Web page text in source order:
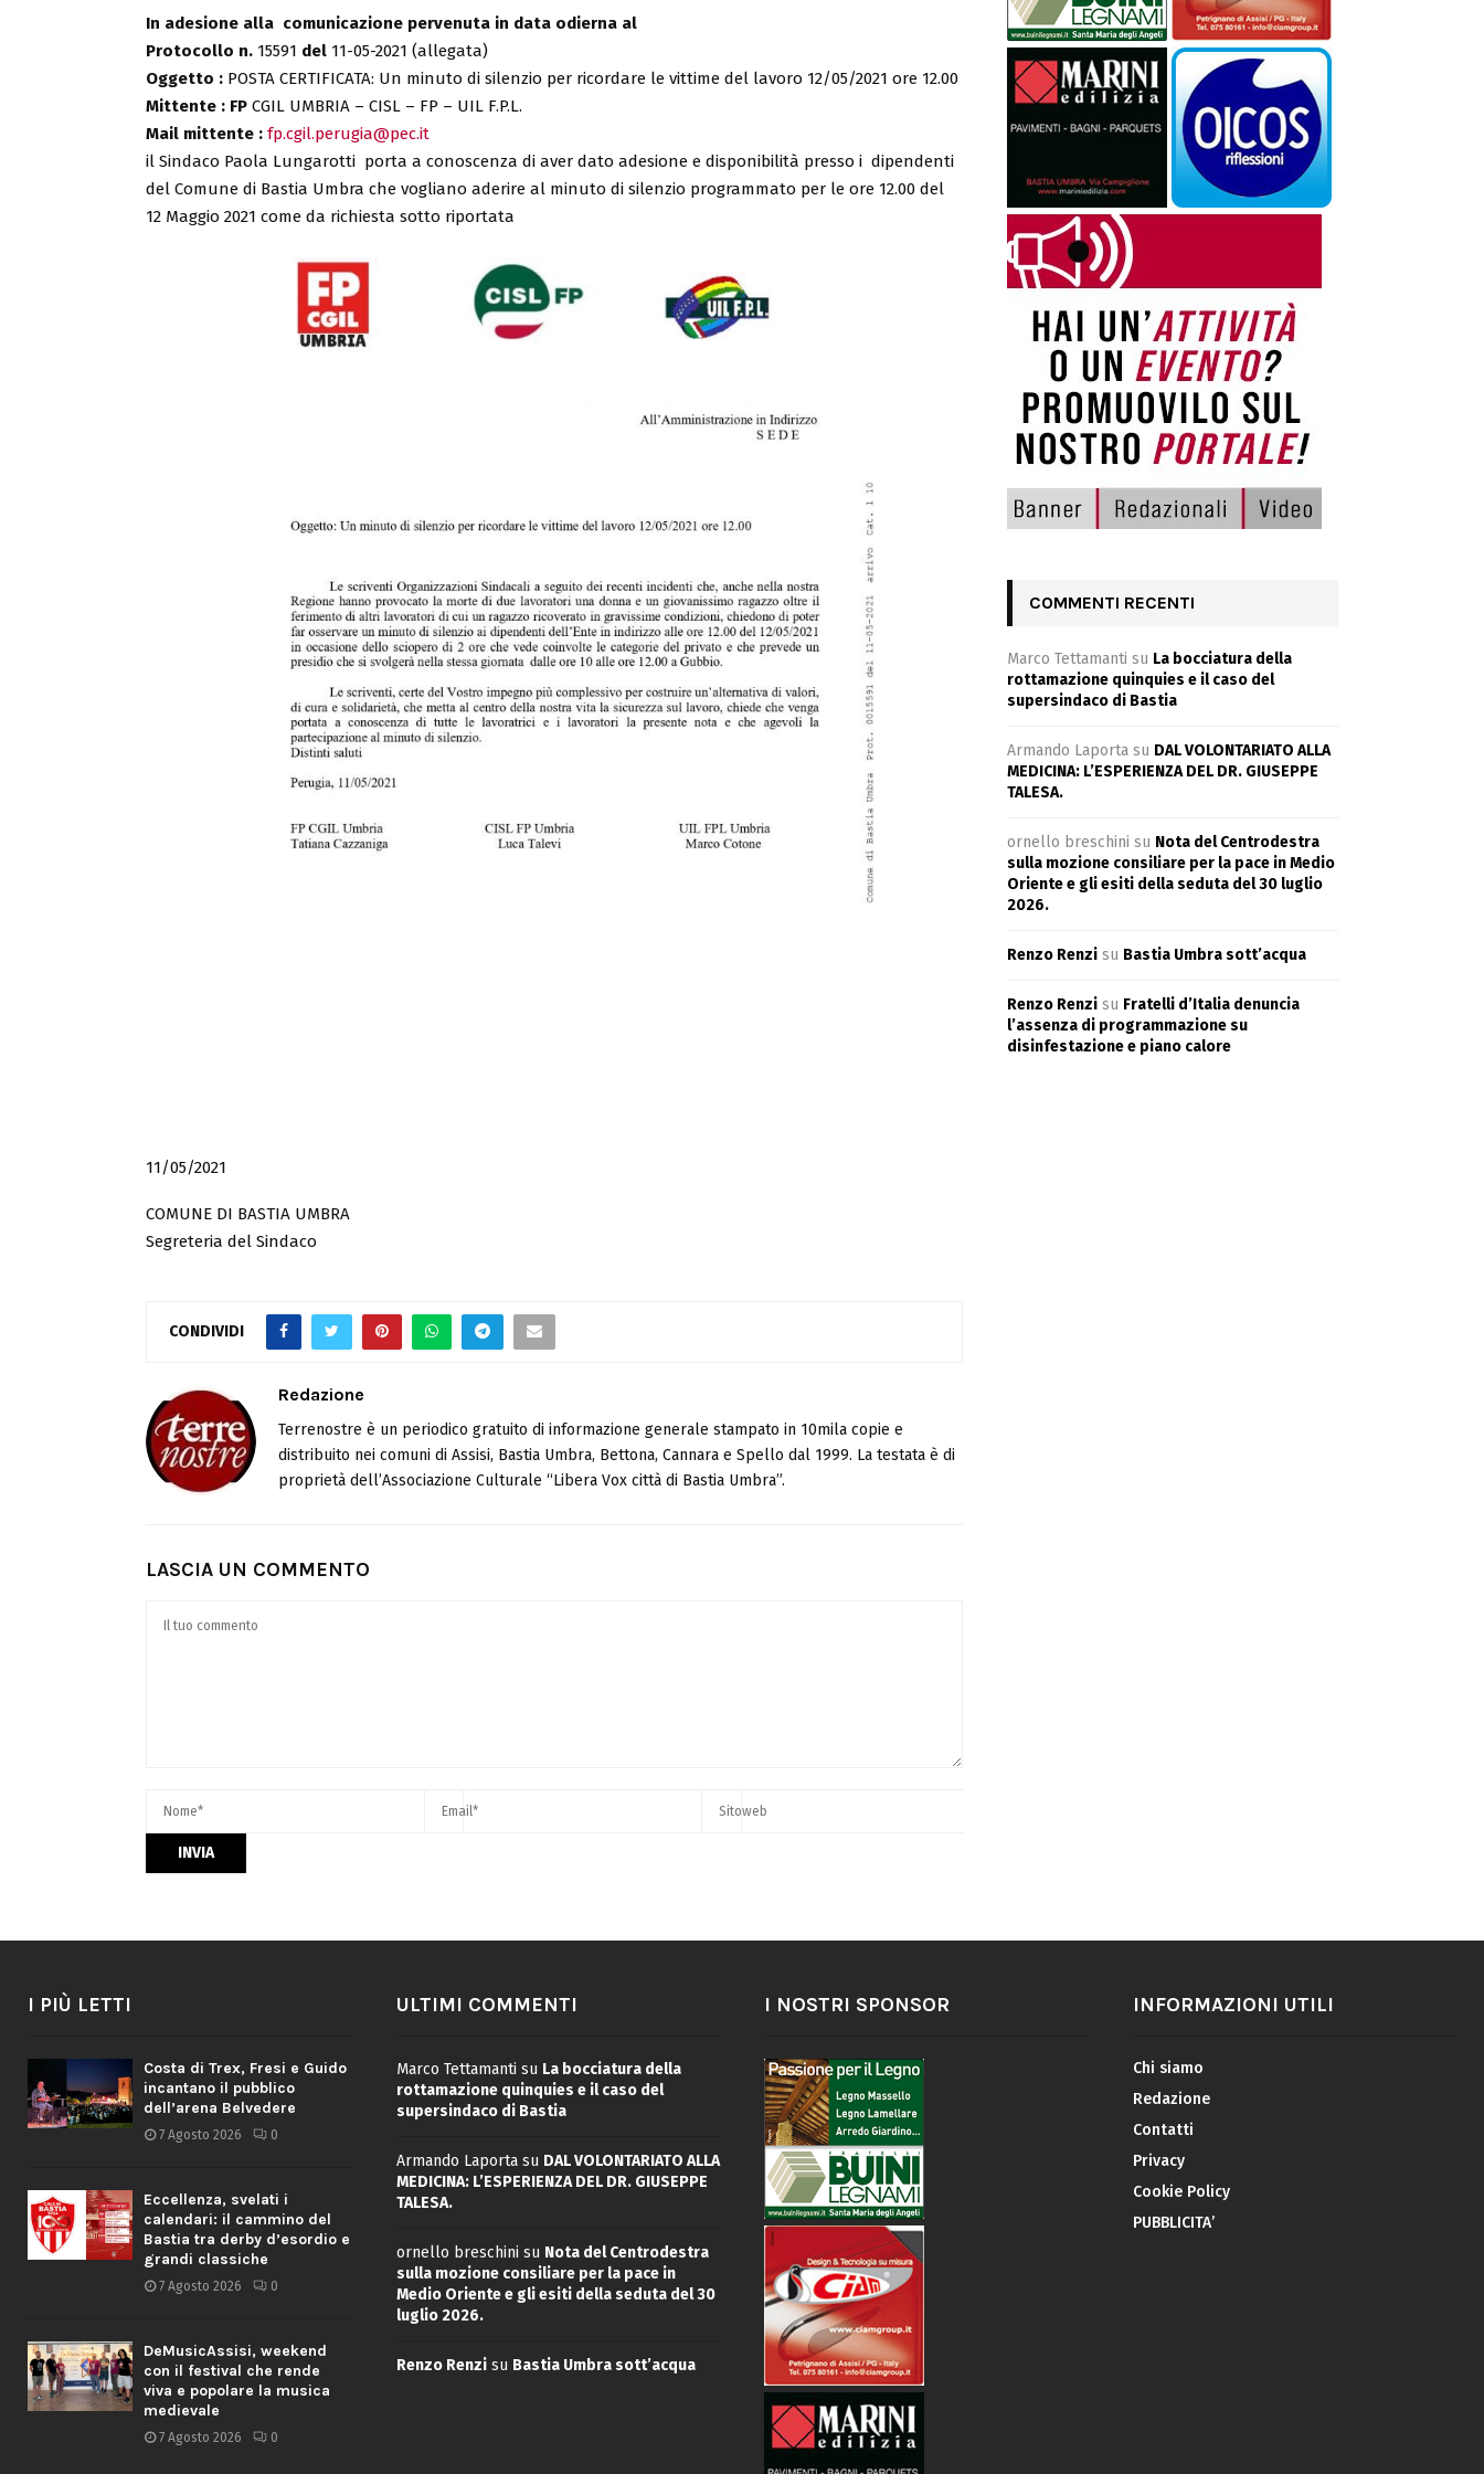
In adesione alla comunicazione pervenuta in data odierna al
Protocollo n. 15591 del 11-05-2021 (allegata)
Oggetto : POSTA CERTIFICATA: Un minuto di silenzio per ricordare le vittime del lavoro 12/05/2021 ore 12.00
Mittente : FP CGIL UMBRIA – CISL – FP – UIL F.P.L.
Mail mittente : fp.cgil.perugia@pec.it
il Sindaco Paola Lungarotti porta a conoscenza di aver dato adesione e disponibilità presso i dipendenti
del Comune di Bastia Umbra che vogliano aderire al minuto di silenzio programmato per le ore 12.00 del
12 Maggio 2021 come da richiesta sotto riportata
11/05/2021
COMUNE DI BASTIA UMBRA
Segreteria del Sindaco
CONDIVIDI
Redazione
Terrenostre è un periodico gratuito di informazione generale stampato in 10mila copie e
distribuito nei comuni di Assisi, Bastia Umbra, Bettona, Cannara e Spello dal 1999. La testata è di
proprietà dell’Associazione Culturale “Libera Vox città di Bastia Umbra”.
LASCIA UN COMMENTO
COMMENTI RECENTI
Marco Tettamanti su La bocciatura della
rottamazione quinquies e il caso del
supersindaco di Bastia
Armando Laporta su DAL VOLONTARIATO ALLA
MEDICINA: L’ESPERIENZA DEL DR. GIUSEPPE
TALESA.
ornello breschini su Nota del Centrodestra
sulla mozione consiliare per la pace in Medio
Oriente e gli esiti della seduta del 30 luglio
2026.
Renzo Renzi su Bastia Umbra sott’acqua
Renzo Renzi su Fratelli d’Italia denuncia
l’assenza di programmazione su
disinfestazione e piano calore
I PIÙ LETTI
Costa di Trex, Fresi e Guido
incantano il pubblico
dell’arena Belvedere
7 Agosto 2026 0
Eccellenza, svelati i
calendari: il cammino del
Bastia tra derby d’esordio e
grandi classiche
7 Agosto 2026 0
DeMusicAssisi, weekend
con il festival che rende
viva e popolare la musica
medievale
7 Agosto 2026 0
ULTIMI COMMENTI
Marco Tettamanti su La bocciatura della
rottamazione quinquies e il caso del
supersindaco di Bastia
Armando Laportasu DAL VOLONTARIATO ALLA
MEDICINA: L’ESPERIENZA DEL DR. GIUSEPPE
TALESA.
ornello breschini su Nota del Centrodestra
sulla mozione consiliare per la pace in
Medio Oriente e gli esiti della seduta del 30
luglio 2026.
Renzo Renzisu Bastia Umbra sott’acqua
I NOSTRI SPONSOR INFORMAZIONI UTILI
Chi siamo
Redazione
Contatti
Privacy
Cookie Policy
PUBBLICITA’